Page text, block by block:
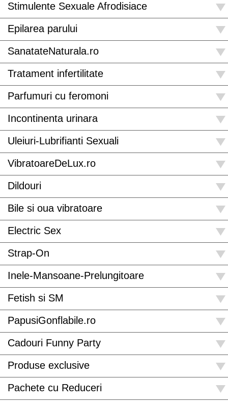
Stimulente Sexuale Afrodisiace
Epilarea parului
SanatateNaturala.ro
Tratament infertilitate
Parfumuri cu feromoni
Incontinenta urinara
Uleiuri-Lubrifianti Sexuali
VibratoareDeLux.ro
Dildouri
Bile si oua vibratoare
Electric Sex
Strap-On
Inele-Mansoane-Prelungitoare
Fetish si SM
PapusiGonflabile.ro
Cadouri Funny Party
Produse exclusive
Pachete cu Reduceri